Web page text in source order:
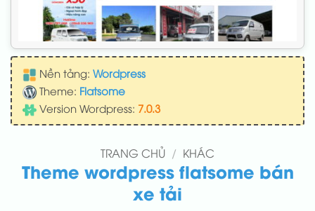
Nền tảng: Wordpress
Theme: Flatsome
Version Wordpress: 7.0.3
TRANG CHỦ / KHÁC
Theme wordpress flatsome bán
xe tải